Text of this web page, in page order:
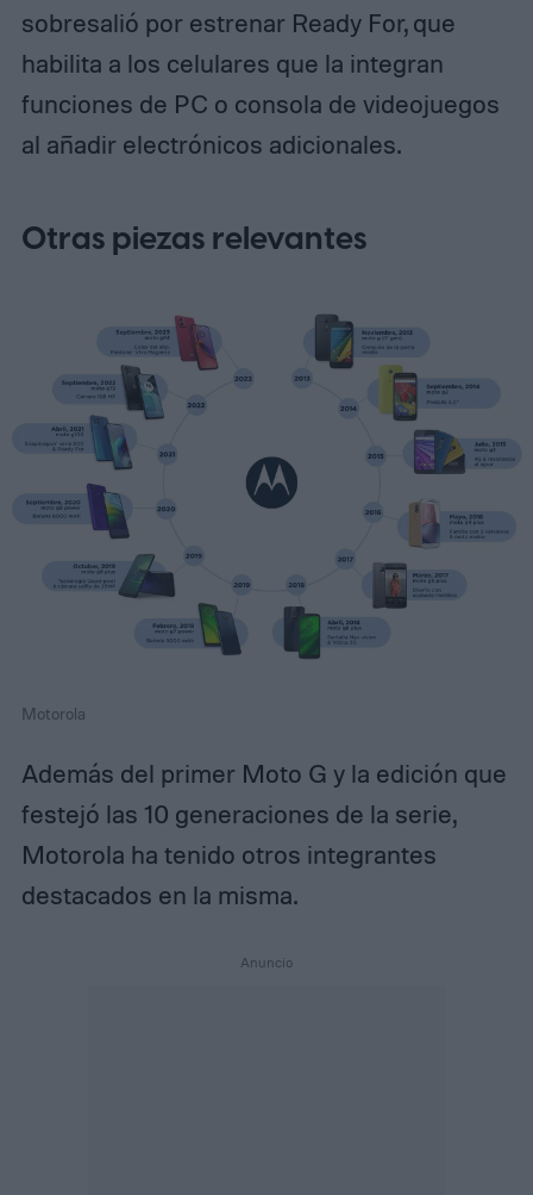
sobresalió por estrenar Ready For, que
habilita a los celulares que la integran
funciones de PC o consola de videojuegos
al añadir electrónicos adicionales.
Otras piezas relevantes
Motorola
Además del primer Moto G y la edición que
festejó las 10 generaciones de la serie,
Motorola ha tenido otros integrantes
destacados en la misma.